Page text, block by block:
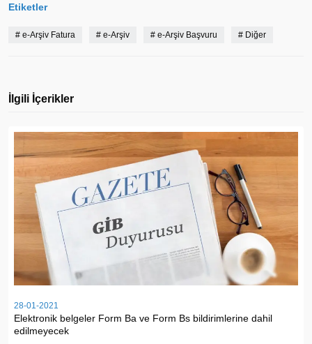
Etiketler
# e-Arşiv Fatura # e-Arşiv # e-Arşiv Başvuru # Diğer
İlgili İçerikler
28-01-2021
Elektronik belgeler Form Ba ve Form Bs bildirimlerine dahil
edilmeyecek